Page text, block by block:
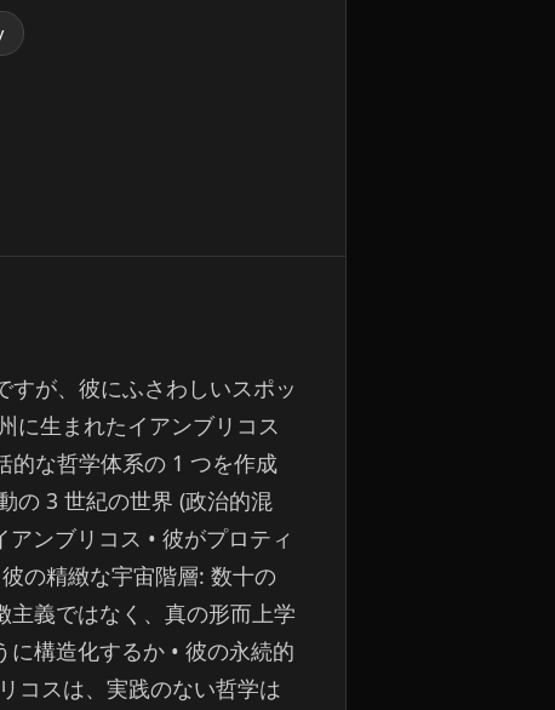
が、彼にふさわしいスポッ
に生まれたイアンブリコス
的な哲学体系の 1 つを作成
の 3 世紀の世界 (政治的混
ンブリコス • 彼がプロティ
の精緻な宇宙階層: 数十の
主義ではなく、真の形而上学
構造化するか • 彼の永続的
コスは、実践のない哲学は